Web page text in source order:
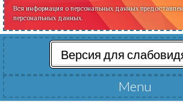
Вся информация о персональных данных
персональных данных.
Версия для
Menu